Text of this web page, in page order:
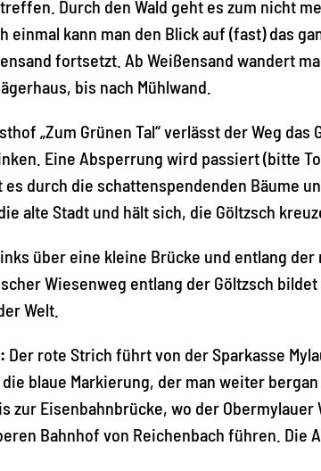
treffen. Durch den Wald geht es zum nicht
einmal kann man den Blick auf (fast) das
fortsetzt. Ab Weißensand wandert
bis nach Mühlwand.
„Zum Grünen Tal“ verlässt der Weg
Eine Absperrung wird passiert (bitte
durch die schattenspendenden Bäume
alte Stadt und hält sich, die Göltzsch
über eine kleine Brücke und entlang
Wiesenweg entlang der Göltzsch
Welt.
Der rote Strich führt von der Sparkasse
blaue Markierung, der man weiter
zur Eisenbahnbrücke, wo der
Bahnhof von Reichenbach führen. Die